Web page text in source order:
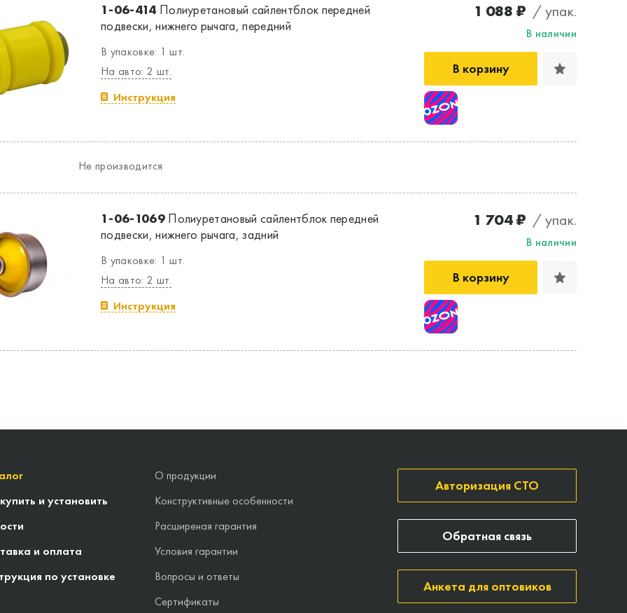
1-06-414 Полиуретановый сайлентблок передней
подвески, нижнего рычага, передний
В упаковке: 1 шт.
На авто: 2 шт.
Инструкция
1 088 ₽ / упак.
В наличии
В корзину
Не производится
1-06-1069Полиуретановый сайлентблок передней
подвески, нижнего рычага, задний
В упаковке: 1 шт.
На авто: 2 шт.
Инструкция
1 704 ₽ / упак.
В наличии
В корзину
и установить
и оплата
по установке
О продукции
Конструктивные особенности
Расширеная гарантия
Условия гарантии
Вопросы и ответы
Сертификаты
Авторизация СТО
Анкета для оптовиков
Обратная связь